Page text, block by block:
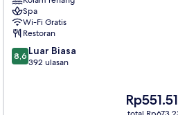
Spa
Wi-Fi Gratis
Restoran
8.6
dari
8,6 Luar Biasa
392 ulasan
Harga
sekarang